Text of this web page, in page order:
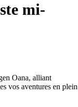
mi-
Oana, alliant
vos aventures en plein